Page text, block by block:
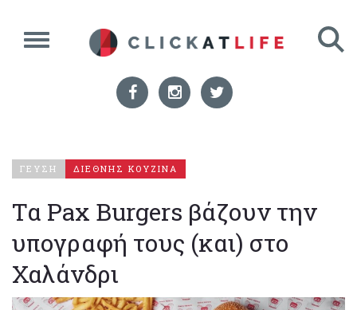
ΓΕΥΣΗ ΔΙΕΘΝΗΣ ΚΟΥΖΙΝΑ
Τα Pax Burgers βάζουν την
υπογραφή τους (και) στο
Χαλάνδρι